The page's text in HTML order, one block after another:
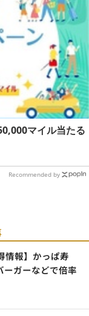
マイル当たる
Recommended by
情報】かっぱ寿
ーガーなどで倍率